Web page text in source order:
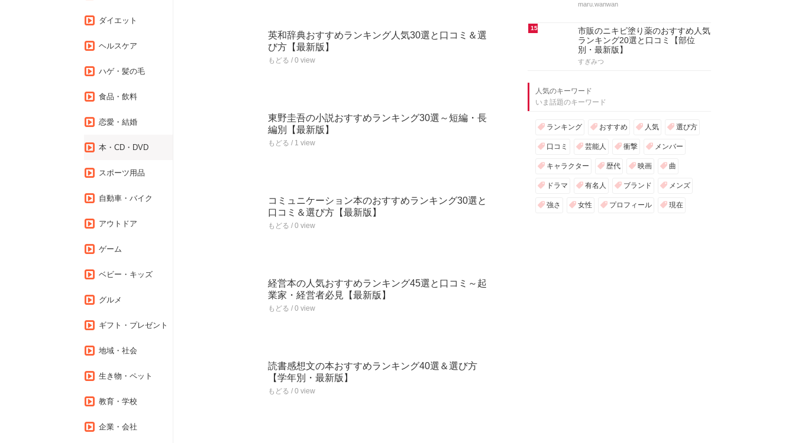
ダイエット
ヘルスケア
ハゲ・髪の毛
食品・飲料
恋愛・結婚
本・CD・DVD
スポーツ用品
自動車・バイク
アウトドア
ゲーム
ベビー・キッズ
グルメ
ギフト・プレゼント
地域・社会
生き物・ペット
教育・学校
企業・会社
英和辞典おすすめランキング人気30選と口コミ＆選
び方【最新版】
もどる / 0 view
東野圭吾の小説おすすめランキング30選～短編・長
編別【最新版】
もどる / 1 view
コミュニケーション本のおすすめランキング30選と
口コミ＆選び方【最新版】
もどる / 0 view
経営本の人気おすすめランキング45選と口コミ～起
業家・経営者必見【最新版】
もどる / 0 view
読書感想文の本おすすめランキング40選＆選び方
【学年別・最新版】
もどる / 0 view
maru.wanwan
15
市販のニキビ塗り薬のおすすめ人気
ランキング20選と口コミ【部位
別・最新版】
すぎみつ
人気のキーワード
いま話題のキーワード
ランキング おすすめ 人気 選び方
口コミ 芸能人 衝撃 メンバー
キャラクター 歴代 映画 曲
ドラマ 有名人 ブランド メンズ
強さ 女性 プロフィール 現在